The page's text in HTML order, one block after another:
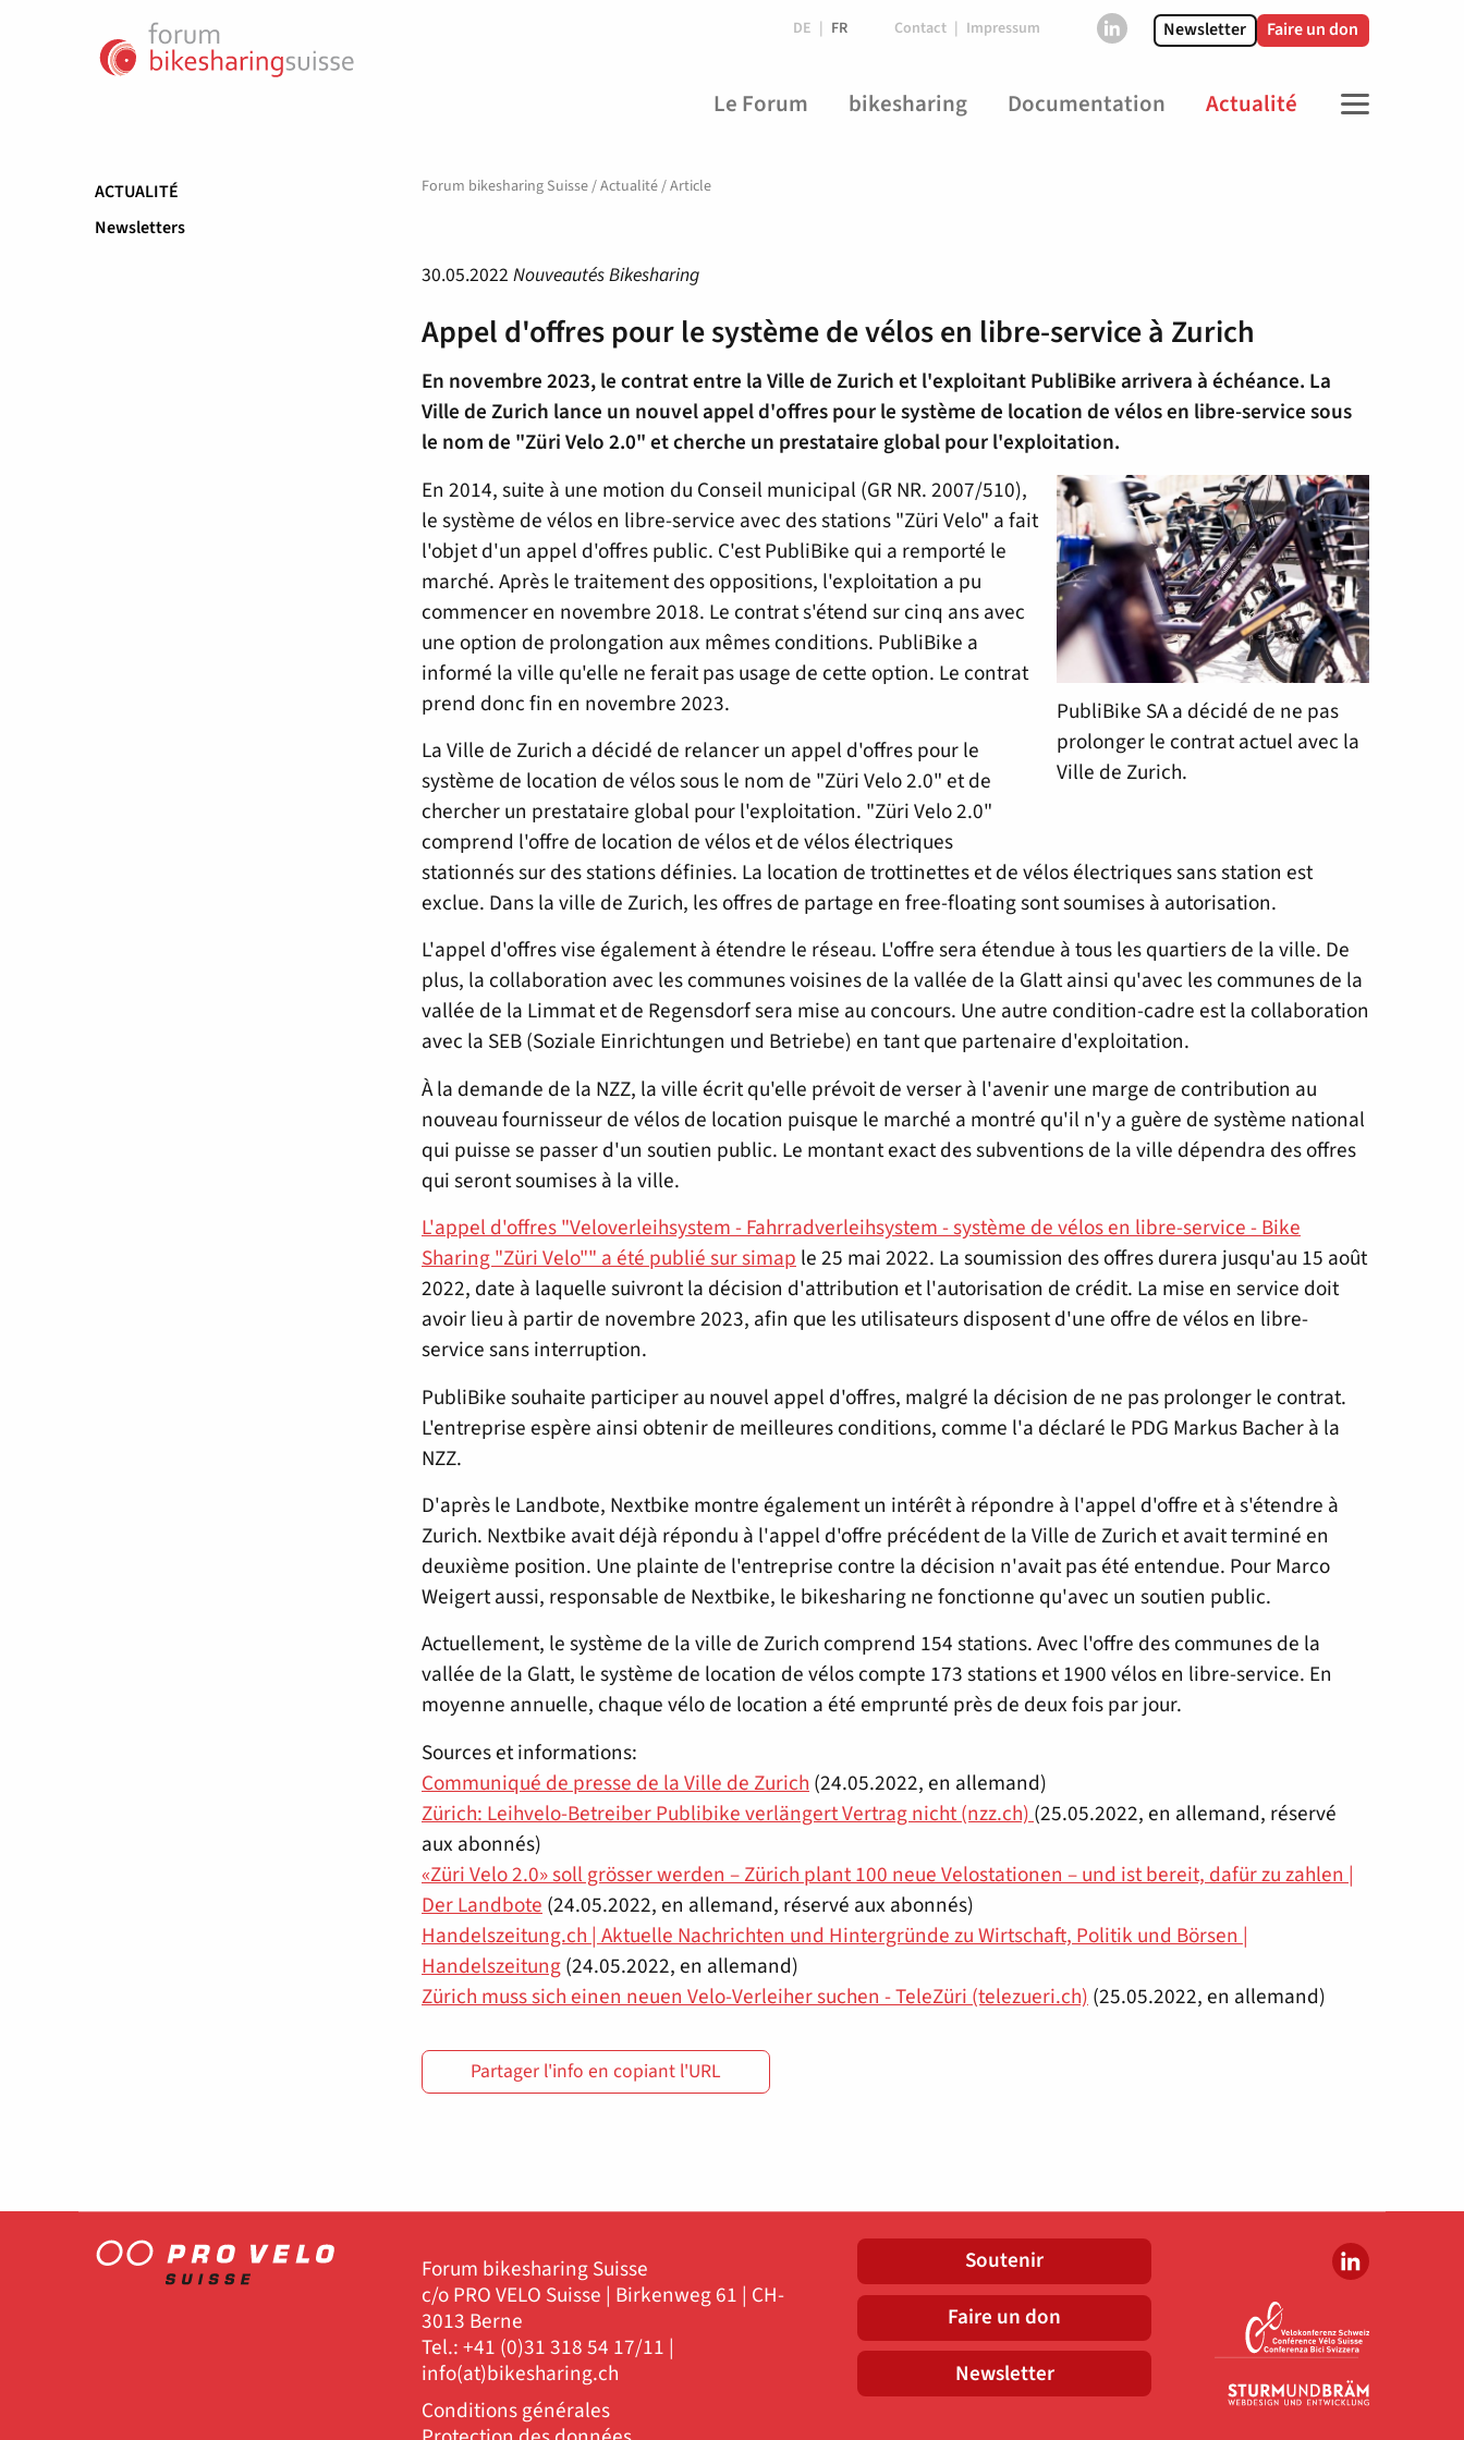
DE FR Contact Impressum Newsletter Faire un don
Le Forum bikesharing Documentation Actualité MENU
ACTUALITÉ
Newsletters
Forum bikesharing Suisse/Actualité/Article
30.05.2022 Nouveautés Bikesharing
Appel d'offres pour le système de vélos en libre-service à Zurich
En novembre 2023, le contrat entre la Ville de Zurich et l'exploitant PubliBike arrivera à échéance. La
Ville de Zurich lance un nouvel appel d'offres pour le système de location de vélos en libre-service sous
le nom de "Züri Velo 2.0" et cherche un prestataire global pour l'exploitation.
PubliBike SA a décidé de ne pas
prolonger le contrat actuel avec la
Ville de Zurich.
En 2014, suite à une motion du Conseil municipal (GR NR. 2007/510),
le système de vélos en libre-service avec des stations "Züri Velo" a fait
l'objet d'un appel d'offres public. C'est PubliBike qui a remporté le
marché. Après le traitement des oppositions, l'exploitation a pu
commencer en novembre 2018. Le contrat s'étend sur cinq ans avec
une option de prolongation aux mêmes conditions. PubliBike a
informé la ville qu'elle ne ferait pas usage de cette option. Le contrat
prend donc fin en novembre 2023.
La Ville de Zurich a décidé de relancer un appel d'offres pour le
système de location de vélos sous le nom de "Züri Velo 2.0" et de
chercher un prestataire global pour l'exploitation. "Züri Velo 2.0"
comprend l'offre de location de vélos et de vélos électriques
stationnés sur des stations définies. La location de trottinettes et de vélos électriques sans station est
exclue. Dans la ville de Zurich, les offres de partage en free-floating sont soumises à autorisation.
L'appel d'offres vise également à étendre le réseau. L'offre sera étendue à tous les quartiers de la ville. De
plus, la collaboration avec les communes voisines de la vallée de la Glatt ainsi qu'avec les communes de la
vallée de la Limmat et de Regensdorf sera mise au concours. Une autre condition-cadre est la collaboration
avec la SEB (Soziale Einrichtungen und Betriebe) en tant que partenaire d'exploitation.
À la demande de la NZZ, la ville écrit qu'elle prévoit de verser à l'avenir une marge de contribution au
nouveau fournisseur de vélos de location puisque le marché a montré qu'il n'y a guère de système national
qui puisse se passer d'un soutien public. Le montant exact des subventions de la ville dépendra des offres
qui seront soumises à la ville.
L'appel d'offres "Veloverleihsystem - Fahrradverleihsystem - système de vélos en libre-service - Bike
Sharing "Züri Velo"" a été publié sur simaple 25 mai 2022. La soumission des offres durera jusqu'au 15 août
2022, date à laquelle suivront la décision d'attribution et l'autorisation de crédit. La mise en service doit
avoir lieu à partir de novembre 2023, afin que les utilisateurs disposent d'une offre de vélos en libre-
service sans interruption.
PubliBike souhaite participer au nouvel appel d'offres, malgré la décision de ne pas prolonger le contrat.
L'entreprise espère ainsi obtenir de meilleures conditions, comme l'a déclaré le PDG Markus Bacher à la
NZZ.
D'après le Landbote, Nextbike montre également un intérêt à répondre à l'appel d'offre et à s'étendre à
Zurich. Nextbike avait déjà répondu à l'appel d'offre précédent de la Ville de Zurich et avait terminé en
deuxième position. Une plainte de l'entreprise contre la décision n'avait pas été entendue. Pour Marco
Weigert aussi, responsable de Nextbike, le bikesharing ne fonctionne qu'avec un soutien public.
Actuellement, le système de la ville de Zurich comprend 154 stations. Avec l'offre des communes de la
vallée de la Glatt, le système de location de vélos compte 173 stations et 1900 vélos en libre-service. En
moyenne annuelle, chaque vélo de location a été emprunté près de deux fois par jour.
Sources et informations:
Communiqué de presse de la Ville de Zurich(24.05.2022, en allemand)
Zürich: Leihvelo-Betreiber Publibike verlängert Vertrag nicht (nzz.ch)(25.05.2022, en allemand, réservé
aux abonnés)
«Züri Velo 2.0» soll grösser werden – Zürich plant 100 neue Velostationen – und ist bereit, dafür zu zahlen |
Der Landbote(24.05.2022, en allemand, réservé aux abonnés)
Handelszeitung.ch | Aktuelle Nachrichten und Hintergründe zu Wirtschaft, Politik und Börsen |
Handelszeitung(24.05.2022, en allemand)
Zürich muss sich einen neuen Velo-Verleiher suchen - TeleZüri (telezueri.ch)(25.05.2022, en allemand)
Partager l'info en copiant l'URL
Forum bikesharing Suisse
c/o PRO VELO Suisse | Birkenweg 61 | CH-
3013 Berne
Tel.: +41 (0)31 318 54 17/11 |
info(at)bikesharing.ch
Conditions générales
Soutenir
Faire un don
Newsletter